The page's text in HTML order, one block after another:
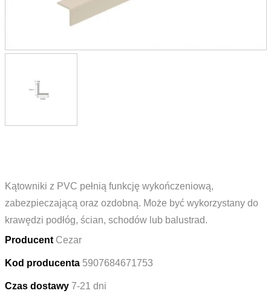
Kątowniki z PVC pełnią funkcję wykończeniową,
zabezpieczającą oraz ozdobną. Może być wykorzystany do
krawędzi podłóg, ścian, schodów lub balustrad.
Producent Cezar
Kod producenta 5907684671753
Czas dostawy 7-21 dni